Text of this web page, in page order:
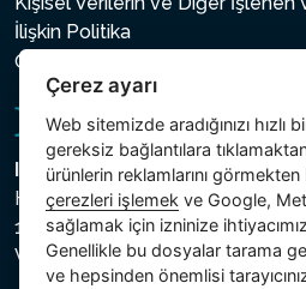
İlişkin Politika
Çerez ayarı
Intex Trading, s.r.o.
Hradecká 2526/3
130 00 Praha 3
Vinohrady - Česká republika
Çerez ayarı
Web sitemizde aradığınızı
gereksiz bağlantılara
ürünlerin reklamlarını
çerezleri işlemek ve Google,
sağlamak için izninize
Genellikle bu dosyalar tarama
ve hepsinden önemlisi